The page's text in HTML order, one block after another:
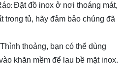
: Đặt đồ inox ở nơi thoáng mát,
trong tủ, hãy đảm bảo chúng đã
Thỉnh thoảng, bạn có thể dùng
khăn mềm để lau bề mặt inox.